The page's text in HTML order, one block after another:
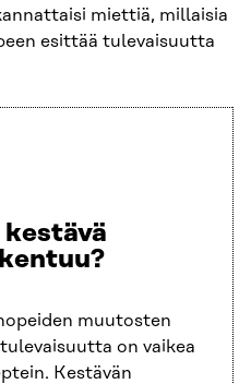
miettiä, millaisia
esittää tulevaisuutta
muutosten
on vaikea
Kestävän